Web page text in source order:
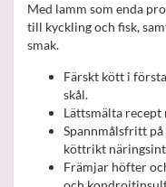
Med lamm som enda
till kyckling och fisk,
smak.
Färskt kött i
skål.
Lättsmälta
Spannmålsfritt
köttrikt
Främjar höfter